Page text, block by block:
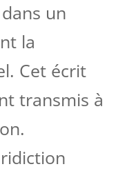
un
la
Cet écrit
transmis à